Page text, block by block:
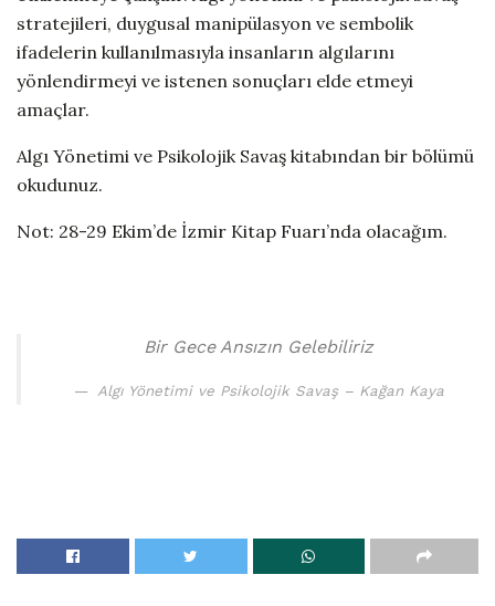
stratejileri, duygusal manipülasyon ve sembolik
ifadelerin kullanılmasıyla insanların algılarını
yönlendirmeyi ve istenen sonuçları elde etmeyi
amaçlar.
Algı Yönetimi ve Psikolojik Savaş kitabından bir bölümü
okudunuz.
Not: 28-29 Ekim’de İzmir Kitap Fuarı’nda olacağım.
Bir Gece Ansızın Gelebiliriz
Algı Yönetimi ve Psikolojik Savaş – Kağan Kaya